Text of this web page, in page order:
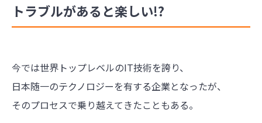
トラブルがあると楽しい!?
今では世界トップレベルのIT技術を誇り、
日本随一のテクノロジーを有する企業となったが、
そのプロセスで乗り越えてきたこともある。